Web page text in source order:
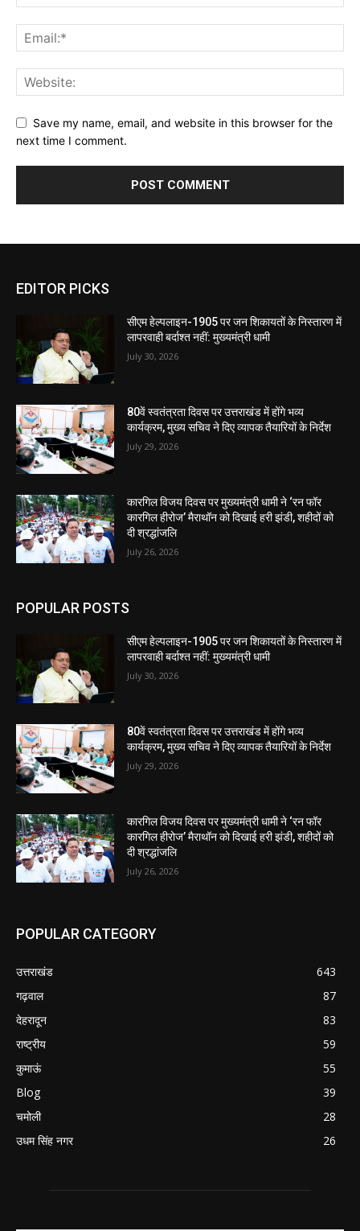
Save my name, email, and website in this browser for the
next time I comment.
EDITOR PICKS
सीएम हेल्पलाइन-1905 पर जन शिकायतों के निस्तारण में
लापरवाही बर्दाश्त नहीं: मुख्यमंत्री धामी
July 30, 2026
80वें स्वतंत्रता दिवस पर उत्तराखंड में होंगे भव्य
कार्यक्रम, मुख्य सचिव ने दिए व्यापक तैयारियों के निर्देश
July 29, 2026
कारगिल विजय दिवस पर मुख्यमंत्री धामी ने ‘रन फॉर
कारगिल हीरोज’ मैराथॉन को दिखाई हरी झंडी, शहीदों को
दी श्रद्धांजलि
July 26, 2026
POPULAR POSTS
सीएम हेल्पलाइन-1905 पर जन शिकायतों के निस्तारण में
लापरवाही बर्दाश्त नहीं: मुख्यमंत्री धामी
July 30, 2026
80वें स्वतंत्रता दिवस पर उत्तराखंड में होंगे भव्य
कार्यक्रम, मुख्य सचिव ने दिए व्यापक तैयारियों के निर्देश
July 29, 2026
कारगिल विजय दिवस पर मुख्यमंत्री धामी ने ‘रन फॉर
कारगिल हीरोज’ मैराथॉन को दिखाई हरी झंडी, शहीदों को
दी श्रद्धांजलि
July 26, 2026
POPULAR CATEGORY
उत्तराखंड
643
गढ़वाल
87
देहरादून
83
राष्ट्रीय
59
कुमाऊं
55
Blog
39
चमोली
28
उधम सिंह नगर
26